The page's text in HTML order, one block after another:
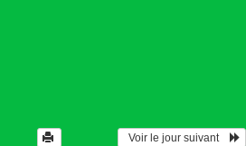
  Voir le jour suivant